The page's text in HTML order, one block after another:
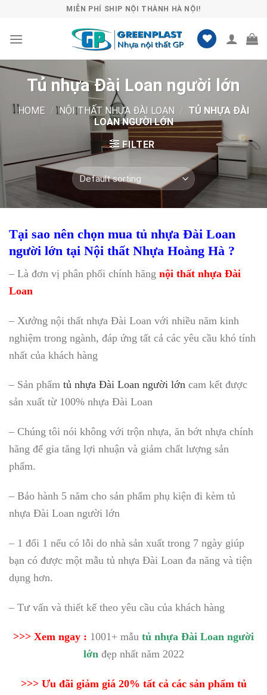
content
MIỄN PHÍ SHIP NỘI THÀNH HÀ NỘI!
Tủ nhựa Đài Loan người lớn
HOME / NỘI THẤT NHỰA ĐÀI LOAN / TỦ NHỰA ĐÀI
LOAN NGƯỜI LỚN
FILTER
Tại sao nên chọn mua tủ nhựa Đài Loan
người lớn tại Nội thất Nhựa Hoàng Hà ?
– Là đơn vị phân phối chính hãng nội thất nhựa Đài
Loan
– Xưởng nội thất nhựa Đài Loan với nhiều năm kinh
nghiệm trong ngành, đáp ứng tất cả các yêu cầu khó tính
nhất của khách hàng
– Sản phẩm tủ nhựa Đài Loan người lớn cam kết được
sản xuất từ 100% nhựa Đài Loan
– Chúng tôi nói không với trộn nhựa, ăn bớt nhựa chính
hãng để gia tăng lợi nhuận và giảm chất lượng sản
phẩm.
– Bảo hành 5 năm cho sản phẩm phụ kiện đi kèm tủ
nhựa Đài Loan người lớn
– 1 đổi 1 nếu có lỗi do nhà sản xuất trong 7 ngày giúp
bạn có được một mẫu tủ nhựa Đài Loan đa năng và tiện
dụng hơn.
– Tư vấn và thiết kế theo yêu cầu của khách hàng
>>> Xem ngay : 1001+ mẫu tủ nhựa Đài Loan người
lớn đẹp nhất năm 2022
>>> Ưu đãi giảm giá 20% tất cả các sản phẩm tủ